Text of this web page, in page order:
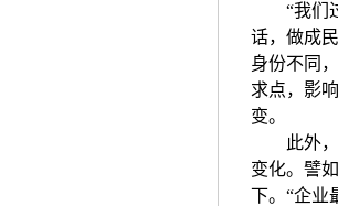
“我们过
话，做成
身份不同
求点，影
变。
此外，还
变化。譬
下。“企业